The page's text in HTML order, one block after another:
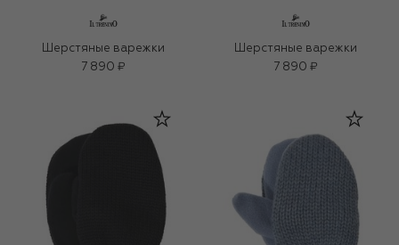
Шерстяные варежки
7 890 ₽
Шерстяные варежки
7 890 ₽